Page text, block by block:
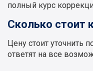
полный курс
Сколько стоит
Цену стоит уточнить
ответят на все